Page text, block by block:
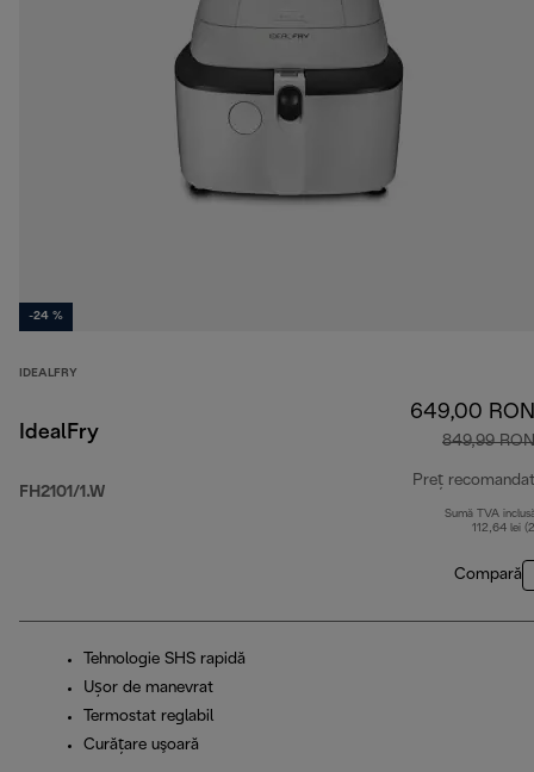
-24 %
IDEALFRY
IdealFry
FH2101/1.W
649,00 RON
849,99 RON
Preț recomandat
Sumă TVA
112,64 lei
Compară
Tehnologie SHS rapidă
Ușor de manevrat
Termostat reglabil
Curăţare uşoară